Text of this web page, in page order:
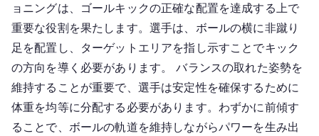
ョニングは、ゴールキックの正確な配置を達成する上で
重要な役割を果たします。選手は、ボールの横に非蹴り
足を配置し、ターゲットエリアを指し示すことでキック
の方向を導く必要があります。 バランスの取れた姿勢を
維持することが重要で、選手は安定性を確保するために
体重を均等に分配する必要があります。わずかに前傾す
ることで、ボールの軌道を維持しながらパワーを生み出